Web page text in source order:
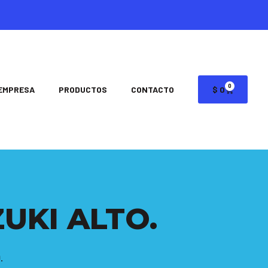
PRODUCTOS CONTACTO $ 0 0
ALTO.